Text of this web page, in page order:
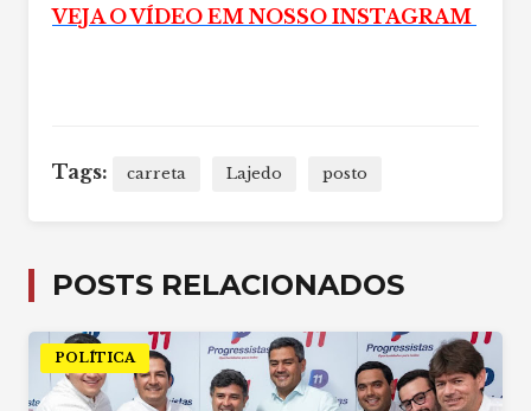
VEJA O VÍDEO EM NOSSO INSTAGRAM
Tags: carreta Lajedo posto
POSTS RELACIONADOS
POLÍTICA